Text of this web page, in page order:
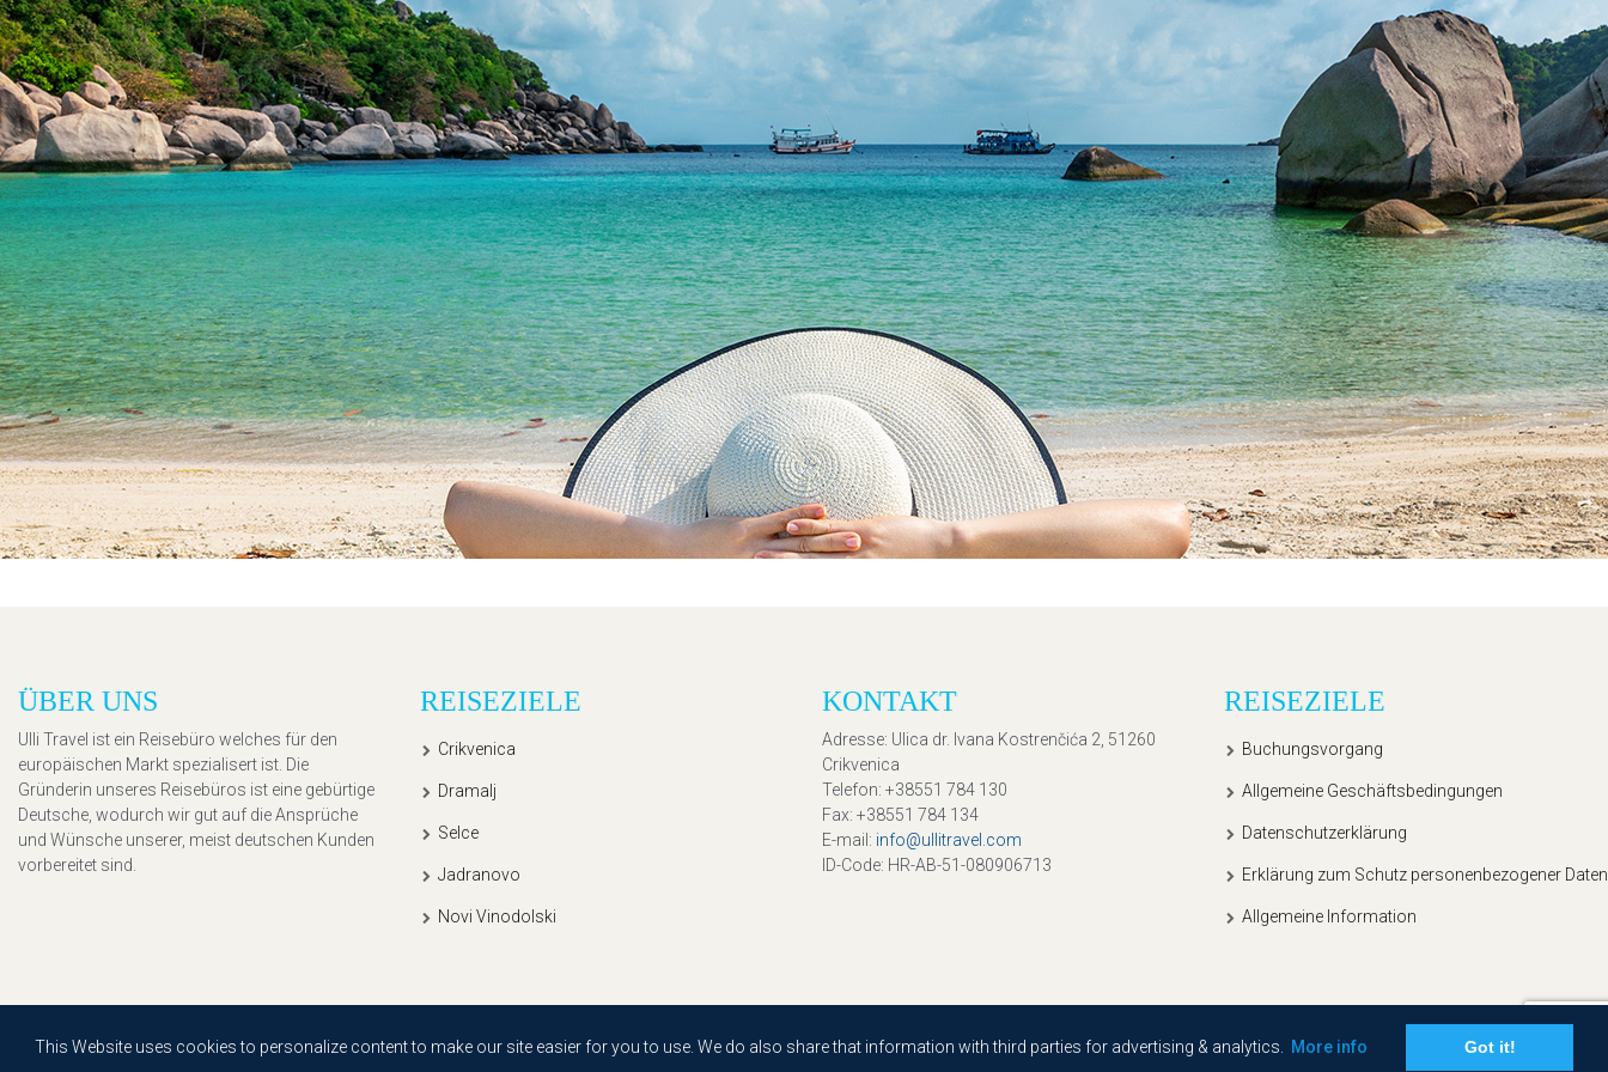
This Website uses cookies to personalize content to make our site easier for you to use. We do also share that information with third parties for advertising & analytics. More info Got it!
ÜBER UNS
Ulli Travel ist ein Reisebüro welches für den
europäischen Markt spezialisert ist. Die
Gründerin unseres Reisebüros ist eine gebürtige
Deutsche, wodurch wir gut auf die Ansprüche
und Wünsche unserer, meist deutschen Kunden
vorbereitet sind.
REISEZIELE
Crikvenica
Dramalj
Selce
Jadranovo
Novi Vinodolski
KONTAKT
Adresse: Ulica dr. Ivana Kostrenčića 2, 51260
Crikvenica
Telefon: +38551 784 130
Fax: +38551 784 134
E-mail : info@ullitravel.com
ID-Code: HR-AB-51-080906713
REISEZIELE
Buchungsvorgang
Allgemeine Geschäftsbedingungen
Datenschutzerklärung
Erklärung zum Schutz personenbezogener Daten
Allgemeine Information
Copyright © 2020, Ullitravel |Sitemap| Powered byAgendum